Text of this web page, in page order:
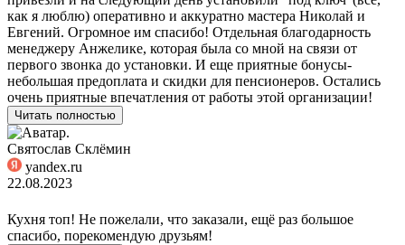
как я люблю) оперативно и аккуратно мастера Николай и
Евгений. Огромное им спасибо! Отдельная благодарность
менеджеру Анжелике, которая была со мной на связи от
первого звонка до установки. И еще приятные бонусы-
небольшая предоплата и скидки для пенсионеров. Остались
очень приятные впечатления от работы этой организации!
Читать полностью
Святослав Склёмин
yandex.ru
22.08.2023
Кухня топ! Не пожелали, что заказали, ещё раз большое
спасибо, порекомендую друзьям!